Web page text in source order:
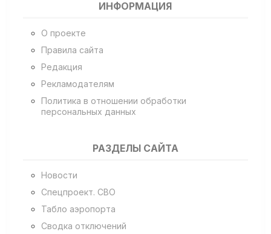
ИНФОРМАЦИЯ
О проекте
Правила сайта
Редакция
Рекламодателям
Политика в отношении обработки
персональных данных
РАЗДЕЛЫ САЙТА
Новости
Спецпроект. СВО
Табло аэропорта
Сводка отключений